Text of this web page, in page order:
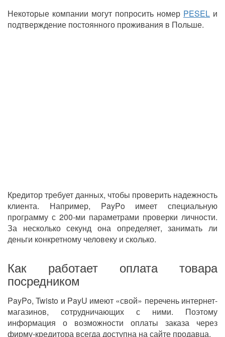
Некоторые компании могут попросить номер PESEL и
подтверждение постоянного проживания в Польше.
Кредитор требует данных, чтобы проверить надежность
клиента. Например, PayPo имеет специальную
программу с 200-ми параметрами проверки личности.
За несколько секунд она определяет, занимать ли
деньги конкретному человеку и сколько.
Как работает оплата товара
посредником
PayPo, Twisto и PayU имеют «свой» перечень интернет-
магазинов, сотрудничающих с ними. Поэтому
информация о возможности оплаты заказа через
фирму-кредитора всегда доступна на сайте продавца.